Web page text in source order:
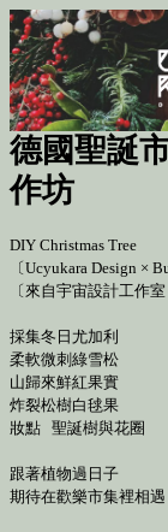
德國聖誕
作坊
DIY Christmas Tree
〔Ucyukara Design ×
〔來自宇宙設計工作室
採集冬日尤加利
柔軟微刺綠雪松
山歸來鮮紅果實
炸裂松樹白毬果
妝點 聖誕樹與花圈
跟著植物過日子
期待在歡樂市集裡相遇